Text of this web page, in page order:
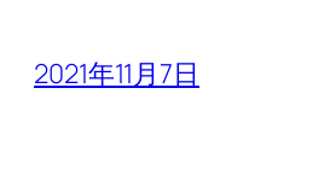
2021年11月7日